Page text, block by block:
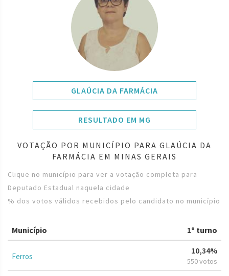
GLAÚCIA DA FARMÁCIA
RESULTADO EM MG
VOTAÇÃO POR MUNICÍPIO PARA GLAÚCIA DA
FARMÁCIA EM MINAS GERAIS
Clique no município para ver a votação completa para
Deputado Estadual naquela cidade
% dos votos válidos recebidos pelo candidato no município
Município 1º turno
Ferros
10,34%
550 votos